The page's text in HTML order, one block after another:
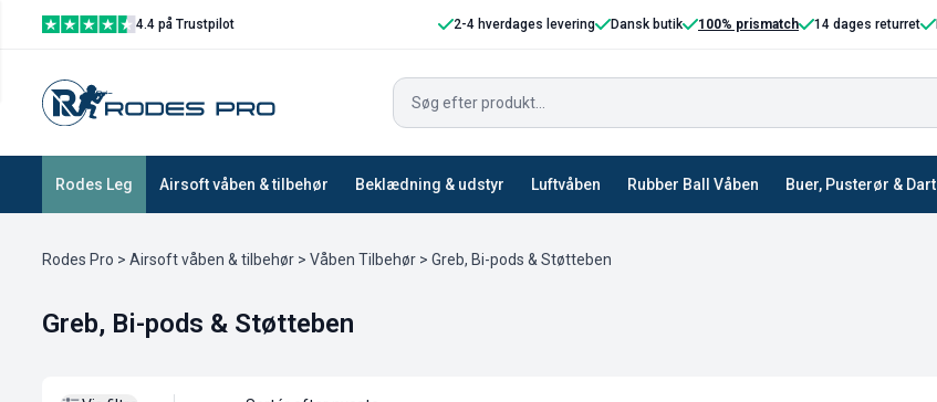
4.4 på Trustpilot 2-4 hverdages levering Dansk butik 100% prismatch 14 dages returret
Rodes Leg Airsoft våben & tilbehør Beklædning & udstyr Luftvåben Rubber Ball Våben Buer, Pusterør & Dart
Vis filtre
Rodes Pro > Airsoft våben & tilbehør > Våben Tilbehør > Greb, Bi-pods & Støtteben
Greb, Bi-pods & Støtteben